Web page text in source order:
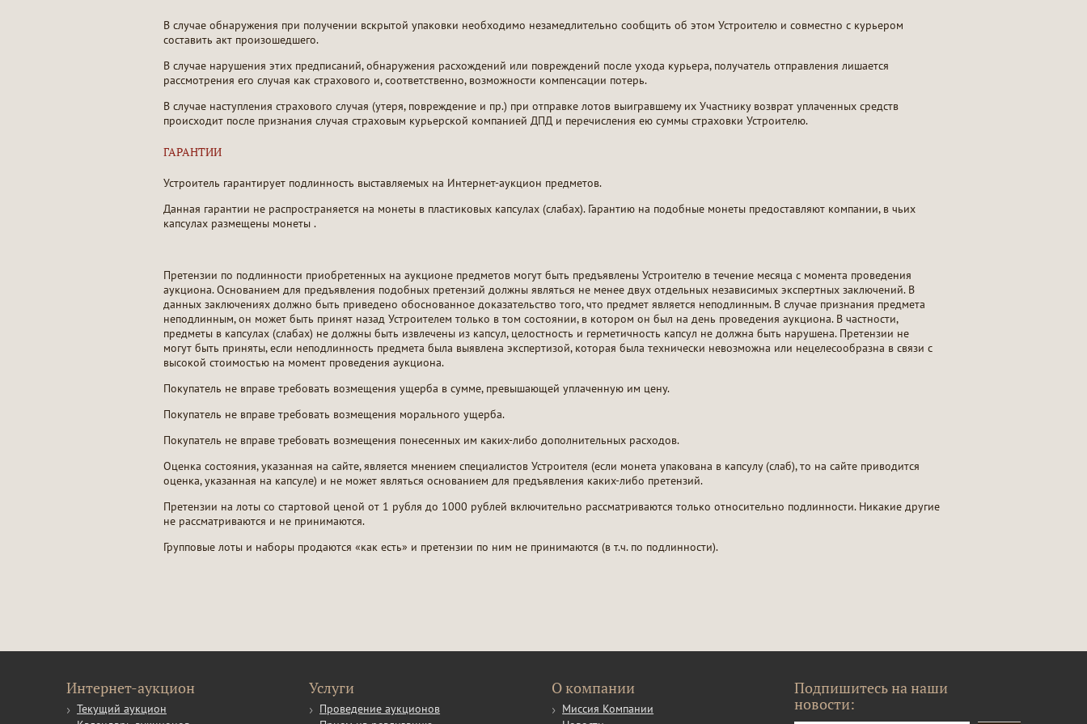
В случае обнаружения при получении вскрытой упаковки необходимо незамедлительно сообщить об этом Устроителю и совместно с курьером
составить акт произошедшего.
В случае нарушения этих предписаний, обнаружения расхождений или повреждений после ухода курьера, получатель отправления лишается
рассмотрения его случая как страхового и, соответственно, возможности компенсации потерь.
В случае наступления страхового случая (утеря, повреждение и пр.) при отправке лотов выигравшему их Участнику возврат уплаченных средств
происходит после признания случая страховым курьерской компанией ДПД и перечисления ею суммы страховки Устроителю.
ГАРАНТИИ
Устроитель гарантирует подлинность выставляемых на Интернет-аукцион предметов.
Данная гарантии не распространяется на монеты в пластиковых капсулах (слабах). Гарантию на подобные монеты предоставляют компании, в чьих
капсулах размещены монеты .
Претензии по подлинности приобретенных на аукционе предметов могут быть предъявлены Устроителю в течение месяца с момента проведения
аукциона. Основанием для предъявления подобных претензий должны являться не менее двух отдельных независимых экспертных заключений. В
данных заключениях должно быть приведено обоснованное доказательство того, что предмет является неподлинным. В случае признания предмета
неподлинным, он может быть принят назад Устроителем только в том состоянии, в котором он был на день проведения аукциона. В частности,
предметы в капсулах (слабах) не должны быть извлечены из капсул, целостность и герметичность капсул не должна быть нарушена. Претензии не
могут быть приняты, если неподлинность предмета была выявлена экспертизой, которая была технически невозможна или нецелесообразна в связи с
высокой стоимостью на момент проведения аукциона.
Покупатель не вправе требовать возмещения ущерба в сумме, превышающей уплаченную им цену.
Покупатель не вправе требовать возмещения морального ущерба.
Покупатель не вправе требовать возмещения понесенных им каких-либо дополнительных расходов.
Оценка состояния, указанная на сайте, является мнением специалистов Устроителя (если монета упакована в капсулу (слаб), то на сайте приводится
оценка, указанная на капсуле) и не может являться основанием для предъявления каких-либо претензий.
Претензии на лоты со стартовой ценой от 1 рубля до 1000 рублей включительно рассматриваются только относительно подлинности. Никакие другие
не рассматриваются и не принимаются.
Групповые лоты и наборы продаются «как есть» и претензии по ним не принимаются (в т.ч. по подлинности).
Интернет-аукцион
Текущий аукцион
Услуги
Проведение аукционов
О компании
Миссия Компании
Подпишитесь на наши
новости: